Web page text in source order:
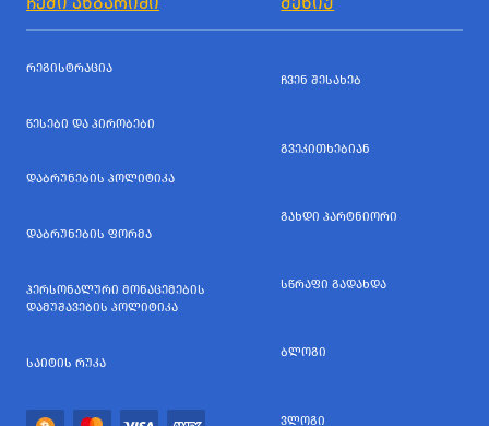
ᲠᲔᲒᲘᲡᲢᲠᲐᲪᲘᲐ
ᲬᲔᲡᲔᲑᲘ ᲓᲐ ᲞᲘᲠᲝᲑᲔᲑᲘ
ᲓᲐᲑᲠᲣᲜᲔᲑᲘᲡ ᲞᲝᲚᲘᲢᲘᲙᲐ
ᲓᲐᲑᲠᲣᲜᲔᲑᲘᲡ ᲤᲝᲠᲛᲐ
ᲞᲔᲠᲡᲝᲜᲐᲚᲣᲠᲘ ᲛᲝᲜᲐᲪᲔᲛᲔᲑᲘᲡ
ᲓᲐᲛᲣᲨᲐᲕᲔᲑᲘᲡ ᲞᲝᲚᲘᲢᲘᲙᲐ
ᲡᲐᲘᲢᲘᲡ ᲠᲣᲙᲐ
ᲩᲕᲔᲜ ᲨᲔᲡᲐᲮᲔᲑ
ᲒᲕᲔᲙᲘᲗᲮᲔᲑᲘᲐᲜ
ᲒᲐᲮᲓᲘ ᲞᲐᲠᲢᲜᲘᲝᲠᲘ
ᲡᲬᲠᲐᲤᲘ ᲒᲐᲓᲐᲮᲓᲐ
ᲑᲚᲝᲒᲘ
ᲕᲚᲝᲒᲘ